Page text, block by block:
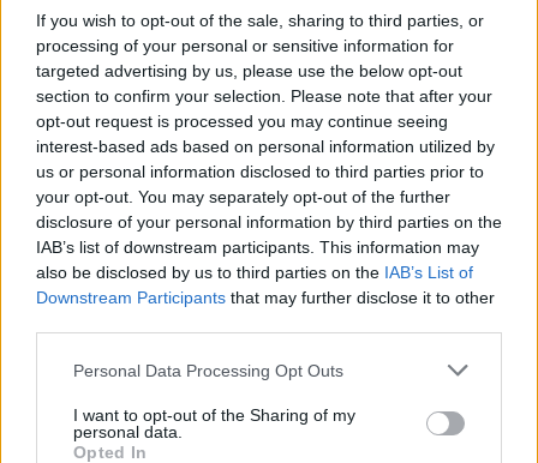
If you wish to opt-out of the sale, sharing to third parties, or
processing of your personal or sensitive information for
targeted advertising by us, please use the below opt-out
section to confirm your selection. Please note that after your
opt-out request is processed you may continue seeing
interest-based ads based on personal information utilized by
us or personal information disclosed to third parties prior to
your opt-out. You may separately opt-out of the further
disclosure of your personal information by third parties on the
IAB’s list of downstream participants. This information may
also be disclosed by us to third parties on the IAB’s List of
Downstream Participants that may further disclose it to other
Personal Data Processing Opt Outs
I want to opt-out of the Sharing of my
personal data.
Opted In
znepokojivý vývoj, který může vést k rozsáhlejšímu šíření nákazy
mezi divokými zvířaty. Australská ministryně zemědělství Julie
Collinsová uvedla, že zatím nejsou důkazy o hromadném úhynu
ptáků ani o zasažení drůbežářského průmyslu. Riziko pro lidské
zdraví podle ní zůstává nízké.
Senát má akční plán EU pro hnojiva za nedostatečný,
situace je podle něj závažná
29.7.2026 14:59 | PRAHA (ČTK)
Senát považuje situaci na trhu
s hnojivy za závažnou.
Podporuje sice základní cíle
Evropská komise (EK), ale považuje tento plán za nedostatečný.
Senátoři se na tom usnesli dnes, když projednávali svoje
stanovisko ke zmíněnému akčnímu plánu. Unijní plán má podpořit
zemědělce, posílit domácí produkci a snížit závislost Evropy na
dovozech a reaguje na nestabilitu na světových trzích hlavně v